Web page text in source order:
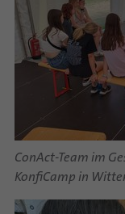
ConAct-Team im
KonfiCamp in